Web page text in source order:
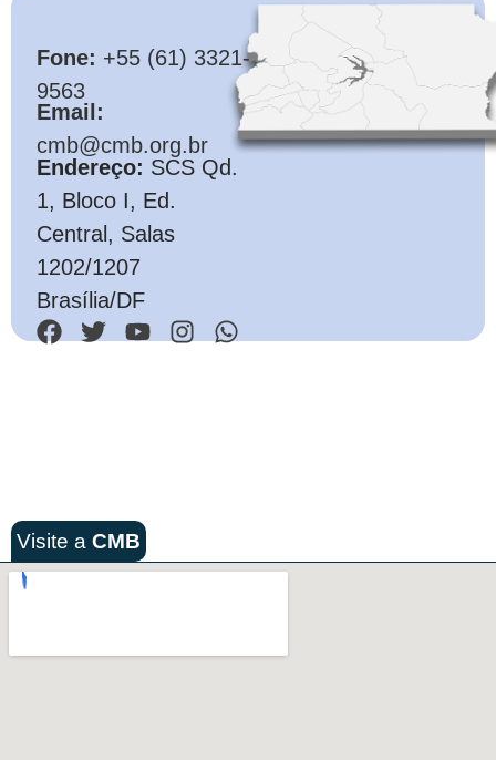
Fone: +55 (61) 3321-
9563
Email:
cmb@cmb.org.br
Endereço: SCS Qd.
1, Bloco I, Ed.
Central, Salas
1202/1207
Brasília/DF
Visite a CMB